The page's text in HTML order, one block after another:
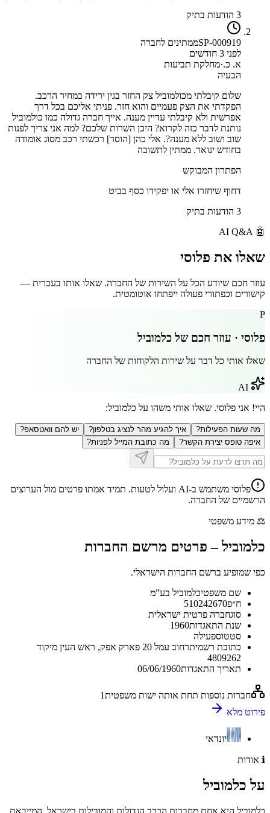
3 הודעות בתיק
SP-000919ממתינים לחברה
לפני 3 חודשים
א. כ.·מחלקת תביעות
הבעיה
שלום קיבלתי מכולמוביל צק החזר בגין ירידה במחיר הרכב.
הפקדתי את הצק פעמיים והוא חזר. פניתי אליכם בכל דרך
אפרשית ולא קיבלתי עדיין מענה. אייך חברה גדולה כמו כולמוביל
נותנת לדבר כזה לקרוא? היכן השרות שלכם? למה אני צריך לפנות
שוב ושוב ללא מענה?. אלי כהן [הוסר] רכשתי רכב מסוג אומודה
בחודש ינואר. ממתין לתשובה
הפתרון המבוקש
דחוף שיחזרו אלי או יפקידו כסף בביט
3 הודעות בתיק
🤖
AI Q&A
שאלו את פלוסי
עוזר חכם שיודע הכל על השירות של החברה. שאלו אותו בעברית —
קישורים וכפתורי פעולה ייפתחו אוטומטית.
P
פלוסי · עוזר חכם שלכלמוביל
שאלו אותי כל דבר על שירות הלקוחות של החברה
היי! אני פלוסי. שאלו אותי משהו על כלמוביל:
מה שעות הפעילות? איך להגיע מהר לנציג בטלפון?
יש להם וואטסאפ?
איפה טופס יצירת הקשר?
מה כתובת המייל לפניות?
פלוסי משתמש ב-AI ועלול לטעות. תמיד אמתו פרטים מול הערוצים
הרשמיים של החברה.
⚖️ מידע משפטי
כלמוביל– פרטים מרשם החברות
כפי שמופיע ברשם החברות הישראלי.
שם משפטיכלמוביל בע”מ
ח״פ510242670
סוגחברה פרטית ישראלית
שנת התאגדות1960
סטטוספעילה
כתובת רשמית
רחוב עמל 20 פארק אפק, ראש העין מיקוד
4809262
תאריך התאגדות06/06/1960
חברות נוספות תחת אותה ישות משפטית1
פירוט מלא
יונדאי
ℹ️ אודות
על כלמוביל
כלמוביל היא אחת מחברות הרכב הגדולות והמובילות בישראל, המייבאת